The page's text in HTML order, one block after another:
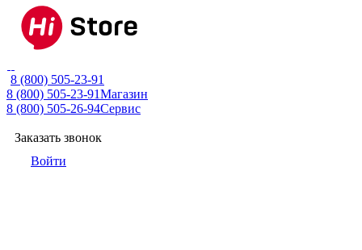
8 (800) 505-23-91
8 (800) 505-23-91Магазин
8 (800) 505-26-94Сервис
Заказать звонок
Войти